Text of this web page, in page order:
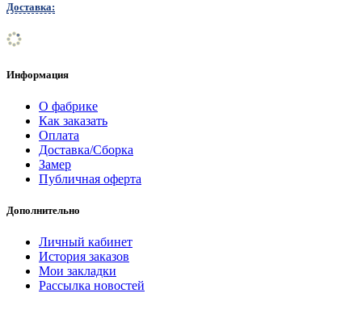
Доставка:
Информация
О фабрике
Как заказать
Оплата
Доставка/Сборка
Замер
Публичная оферта
Дополнительно
Личный кабинет
История заказов
Мои закладки
Рассылка новостей